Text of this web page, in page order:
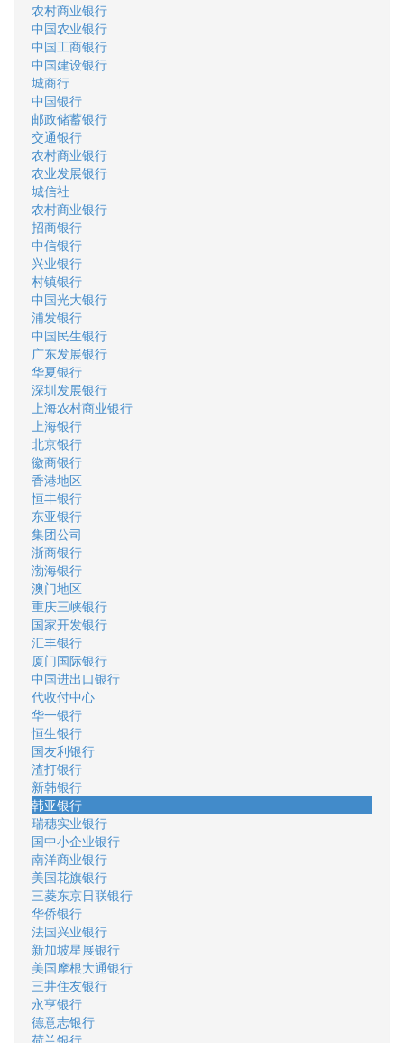
农村商业银行
中国农业银行
中国工商银行
中国建设银行
城商行
中国银行
邮政储蓄银行
交通银行
农村商业银行
农业发展银行
城信社
农村商业银行
招商银行
中信银行
兴业银行
村镇银行
中国光大银行
浦发银行
中国民生银行
广东发展银行
华夏银行
深圳发展银行
上海农村商业银行
上海银行
北京银行
徽商银行
香港地区
恒丰银行
东亚银行
集团公司
浙商银行
渤海银行
澳门地区
重庆三峡银行
国家开发银行
汇丰银行
厦门国际银行
中国进出口银行
代收付中心
华一银行
恒生银行
国友利银行
渣打银行
新韩银行
韩亚银行
瑞穗实业银行
国中小企业银行
南洋商业银行
美国花旗银行
三菱东京日联银行
华侨银行
法国兴业银行
新加坡星展银行
美国摩根大通银行
三井住友银行
永亨银行
德意志银行
荷兰银行